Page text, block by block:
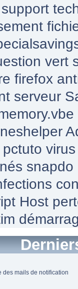
vert
firefox
serveur
pctuto
snapdo
Host
des mails de notification